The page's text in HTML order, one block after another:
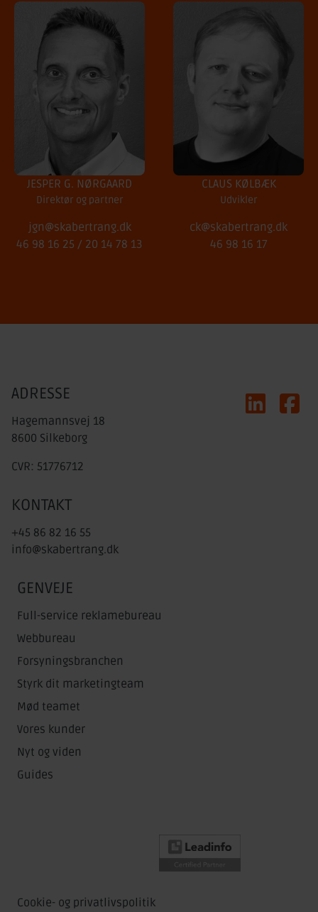
JESPER G. NØRGAARD
Direktør og partner
jgn@skabertrang.dk
46 98 16 25 / 20 14 78 13
CLAUS KØLBÆK
Udvikler
ck@skabertrang.dk
46 98 16 17
ADRESSE
Hagemannsvej 18
8600 Silkeborg
CVR: 51776712
LinkedIn
KONTAKT
+45 86 82 16 55
info@skabertrang.dk
GENVEJE
Full-service reklamebureau
Webbureau
Forsyningsbranchen
Styrk dit marketingteam
Mød teamet
Vores kunder
Nyt og viden
Guides
Cookie- og privatlivspolitik